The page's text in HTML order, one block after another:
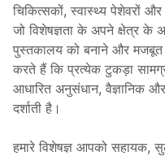
चिकित्सकों, स्वास्थ्य पेशेवरों
जो विशेषज्ञता के अपने क्षेत्र के
पुस्तकालय को बनाने और
करते हैं कि प्रत्येक टुकड़ा
आधारित अनुसंधान, वैज्ञानिक
दर्शाती है।
हमारे विशेषज्ञ आपको सहायक,